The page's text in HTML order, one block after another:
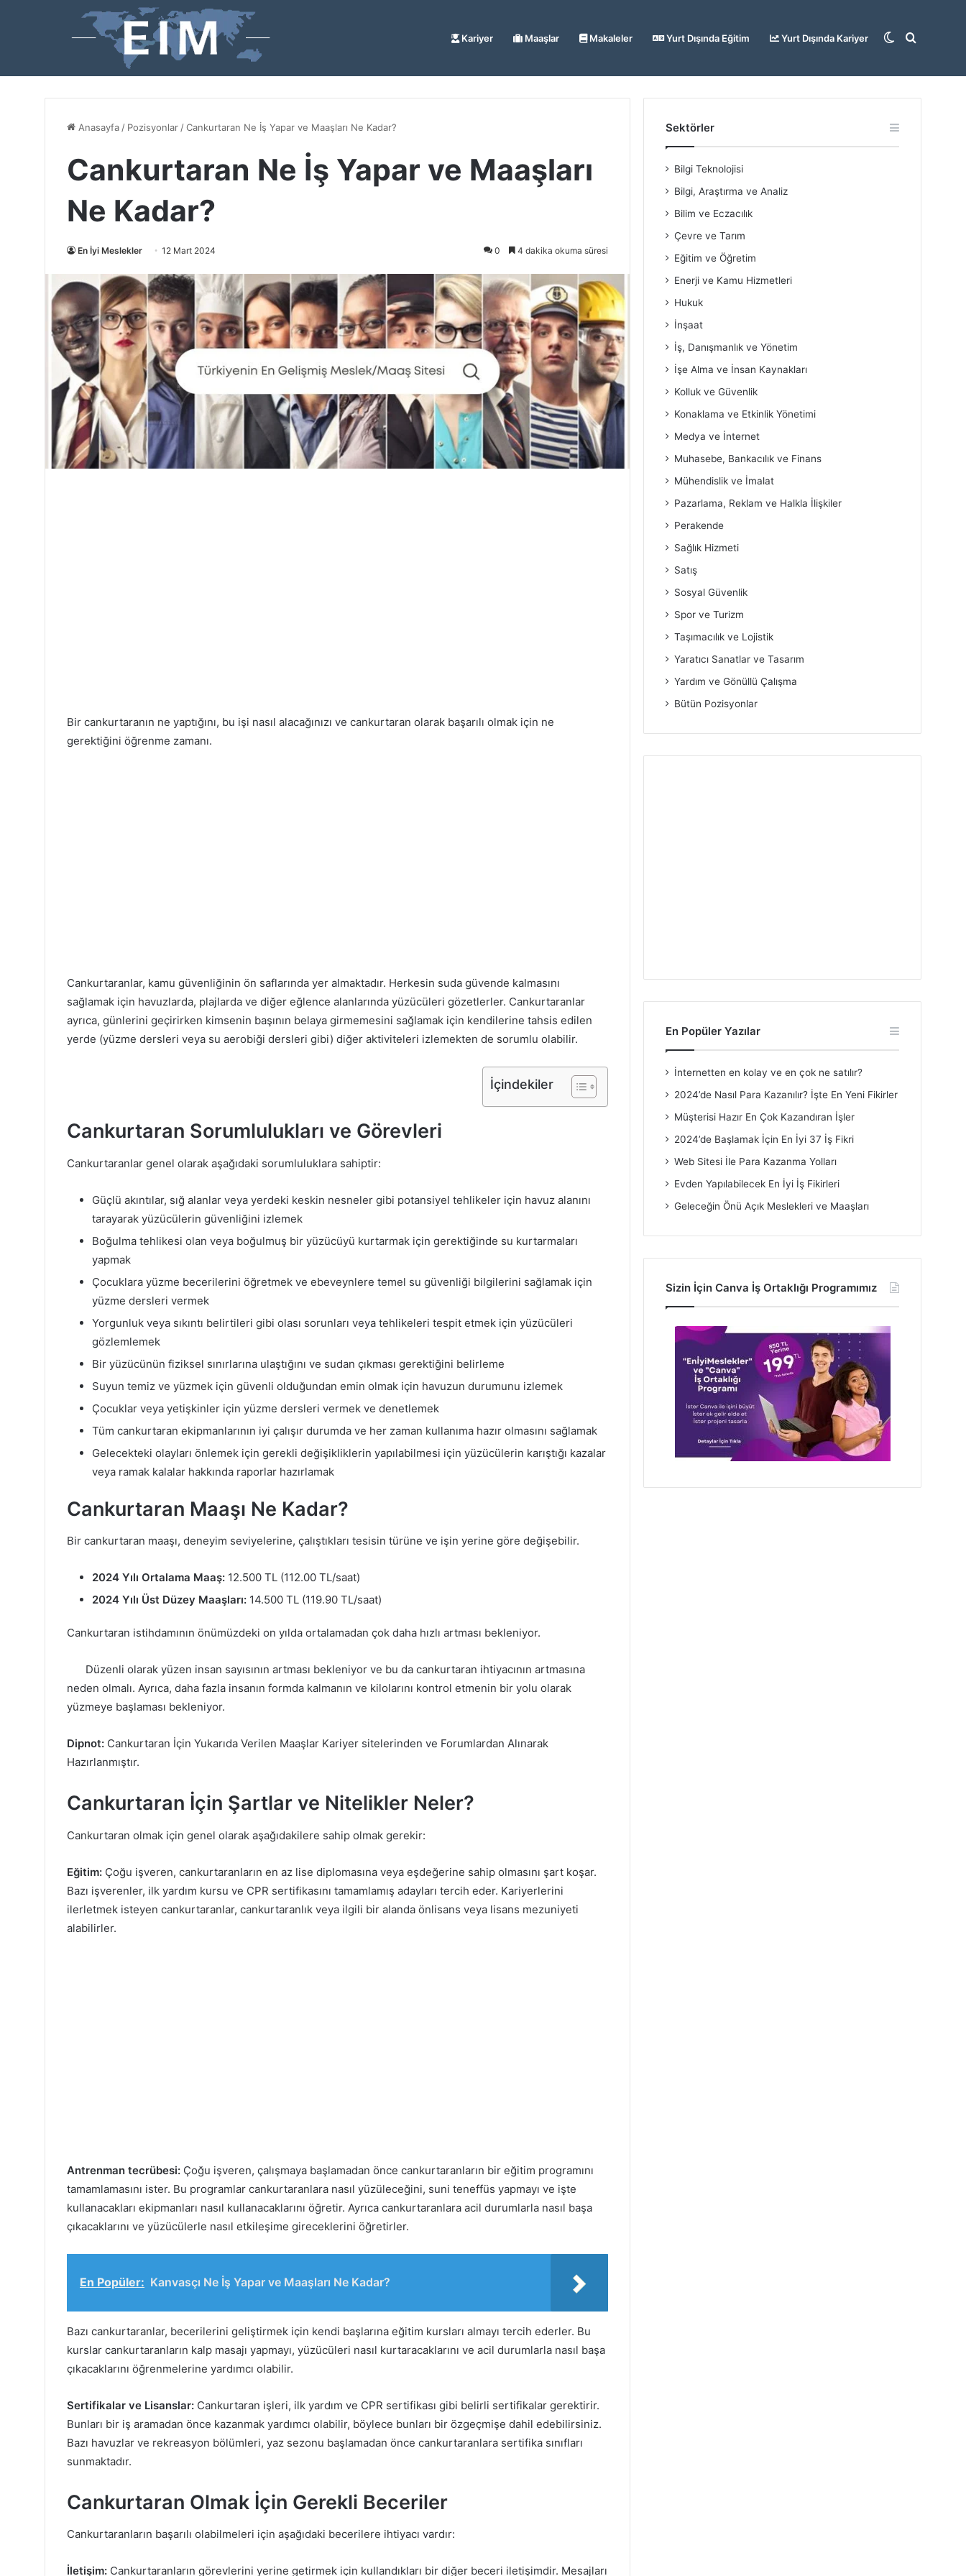
Kariyer Maaşlar Makaleler Yurt Dışında Eğitim Yurt Dışında Kariyer Arama
Dış
Anasayfa / Pozisyonlar /Cankurtaran Ne İş Yapar ve Maaşları Ne Kadar?
Cankurtaran Ne İş Yapar ve Maaşları
Ne Kadar?
En İyi Meslekler 12 Mart 2024 0 4 dakika okuma süresi
Bir cankurtaranın ne yaptığını, bu işi nasıl alacağınızı ve cankurtaran olarak başarılı olmak için ne
gerektiğini öğrenme zamanı.
Cankurtaranlar, kamu güvenliğinin ön saflarında yer almaktadır. Herkesin suda güvende kalmasını
sağlamak için havuzlarda, plajlarda ve diğer eğlence alanlarında yüzücüleri gözetlerler. Cankurtaranlar
ayrıca, günlerini geçirirken kimsenin başının belaya girmemesini sağlamak için kendilerine tahsis edilen
yerde (yüzme dersleri veya su aerobiği dersleri gibi) diğer aktiviteleri izlemekten de sorumlu olabilir.
İçindekiler
Cankurtaran Sorumlulukları ve Görevleri
Cankurtaranlar genel olarak aşağıdaki sorumluluklara sahiptir:
Güçlü akıntılar, sığ alanlar veya yerdeki keskin nesneler gibi potansiyel tehlikeler için havuz alanını
tarayarak yüzücülerin güvenliğini izlemek
Boğulma tehlikesi olan veya boğulmuş bir yüzücüyü kurtarmak için gerektiğinde su kurtarmaları
yapmak
Çocuklara yüzme becerilerini öğretmek ve ebeveynlere temel su güvenliği bilgilerini sağlamak için
yüzme dersleri vermek
Yorgunluk veya sıkıntı belirtileri gibi olası sorunları veya tehlikeleri tespit etmek için yüzücüleri
gözlemlemek
Bir yüzücünün fiziksel sınırlarına ulaştığını ve sudan çıkması gerektiğini belirleme
Suyun temiz ve yüzmek için güvenli olduğundan emin olmak için havuzun durumunu izlemek
Çocuklar veya yetişkinler için yüzme dersleri vermek ve denetlemek
Tüm cankurtaran ekipmanlarının iyi çalışır durumda ve her zaman kullanıma hazır olmasını sağlamak
Gelecekteki olayları önlemek için gerekli değişikliklerin yapılabilmesi için yüzücülerin karıştığı kazalar
veya ramak kalalar hakkında raporlar hazırlamak
Cankurtaran Maaşı Ne Kadar?
Bir cankurtaran maaşı, deneyim seviyelerine, çalıştıkları tesisin türüne ve işin yerine göre değişebilir.
2024 Yılı Ortalama Maaş: 12.500 TL (112.00 TL/saat)
2024 Yılı Üst Düzey Maaşları: 14.500 TL (119.90 TL/saat)
Cankurtaran istihdamının önümüzdeki on yılda ortalamadan çok daha hızlı artması bekleniyor.
Düzenli olarak yüzen insan sayısının artması bekleniyor ve bu da cankurtaran ihtiyacının artmasına
neden olmalı. Ayrıca, daha fazla insanın formda kalmanın ve kilolarını kontrol etmenin bir yolu olarak
yüzmeye başlaması bekleniyor.
Dipnot: Cankurtaran İçin Yukarıda Verilen Maaşlar Kariyer sitelerinden ve Forumlardan Alınarak
Hazırlanmıştır.
Cankurtaran İçin Şartlar ve Nitelikler Neler?
Cankurtaran olmak için genel olarak aşağıdakilere sahip olmak gerekir:
Eğitim: Çoğu işveren, cankurtaranların en az lise diplomasına veya eşdeğerine sahip olmasını şart koşar.
Bazı işverenler, ilk yardım kursu ve CPR sertifikasını tamamlamış adayları tercih eder. Kariyerlerini
ilerletmek isteyen cankurtaranlar, cankurtaranlık veya ilgili bir alanda önlisans veya lisans mezuniyeti
alabilirler.
Antrenman tecrübesi: Çoğu işveren, çalışmaya başlamadan önce cankurtaranların bir eğitim programını
tamamlamasını ister. Bu programlar cankurtaranlara nasıl yüzüleceğini, suni teneffüs yapmayı ve işte
kullanacakları ekipmanları nasıl kullanacaklarını öğretir. Ayrıca cankurtaranlara acil durumlarla nasıl başa
çıkacaklarını ve yüzücülerle nasıl etkileşime gireceklerini öğretirler.
En Popüler: Kanvasçı Ne İş Yapar ve Maaşları Ne Kadar?
Bazı cankurtaranlar, becerilerini geliştirmek için kendi başlarına eğitim kursları almayı tercih ederler. Bu
kurslar cankurtaranların kalp masajı yapmayı, yüzücüleri nasıl kurtaracaklarını ve acil durumlarla nasıl başa
çıkacaklarını öğrenmelerine yardımcı olabilir.
Sertifikalar ve Lisanslar: Cankurtaran işleri, ilk yardım ve CPR sertifikası gibi belirli sertifikalar gerektirir.
Bunları bir iş aramadan önce kazanmak yardımcı olabilir, böylece bunları bir özgeçmişe dahil edebilirsiniz.
Bazı havuzlar ve rekreasyon bölümleri, yaz sezonu başlamadan önce cankurtaranlara sertifika sınıfları
sunmaktadır.
Cankurtaran Olmak İçin Gerekli Beceriler
Cankurtaranların başarılı olabilmeleri için aşağıdaki becerilere ihtiyacı vardır:
İletişim: Cankurtaranların görevlerini yerine getirmek için kullandıkları bir diğer beceri iletişimdir. Mesajları
Sektörler
Bilgi Teknolojisi
Bilgi, Araştırma ve Analiz
Bilim ve Eczacılık
Çevre ve Tarım
Eğitim ve Öğretim
Enerji ve Kamu Hizmetleri
Hukuk
İnşaat
İş, Danışmanlık ve Yönetim
İşe Alma ve İnsan Kaynakları
Kolluk ve Güvenlik
Konaklama ve Etkinlik Yönetimi
Medya ve İnternet
Muhasebe, Bankacılık ve Finans
Mühendislik ve İmalat
Pazarlama, Reklam ve Halkla İlişkiler
Perakende
Sağlık Hizmeti
Satış
Sosyal Güvenlik
Spor ve Turizm
Taşımacılık ve Lojistik
Yaratıcı Sanatlar ve Tasarım
Yardım ve Gönüllü Çalışma
Bütün Pozisyonlar
En Popüler Yazılar
İnternetten en kolay ve en çok ne satılır?
2024’de Nasıl Para Kazanılır? İşte En Yeni Fikirler
Müşterisi Hazır En Çok Kazandıran İşler
2024’de Başlamak İçin En İyi 37 İş Fikri
Web Sitesi İle Para Kazanma Yolları
Evden Yapılabilecek En İyi İş Fikirleri
Geleceğin Önü Açık Meslekleri ve Maaşları
Sizin İçin Canva İş Ortaklığı Programımız